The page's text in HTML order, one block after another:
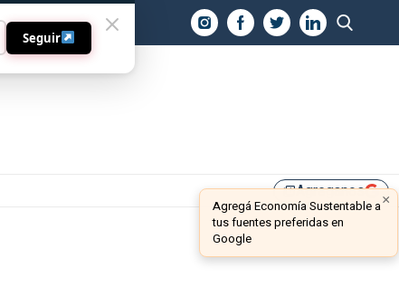
library_addAgreganos ×
Agregá Economía Sustentable a
tus fuentes preferidas en
Google
Seguir